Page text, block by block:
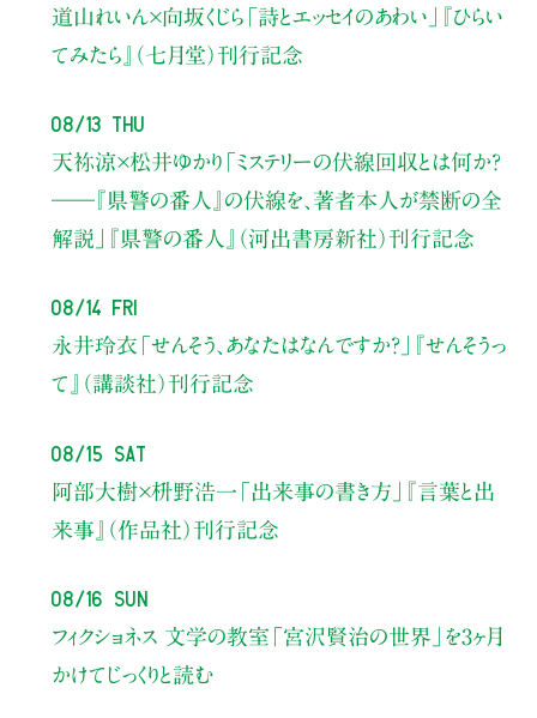
道山れいん×向坂くじら 「詩とエッセイのあわい」
『ひらい
てみたら』（七月堂）刊行記念
08/13 Thu
天祢涼×松井ゆかり 「ミステリーの伏線回収とは何か？
――『県警の番人』の伏線を、著者本人が禁断の全
解説」
『県警の番人』（河出書房新社）刊行記念
08/14 Fri
永井玲衣 「せんそう、あなたはなんですか？」
『せんそうっ
て』（講談社）刊行記念
08/15 Sat
阿部大樹×枡野浩一 「出来事の書き方」
『言葉と出
来事』（作品社）刊行記念
08/16 Sun
フィクショネス 文学の教室 「宮沢賢治の世界」を3ヶ月
かけてじっくりと読む